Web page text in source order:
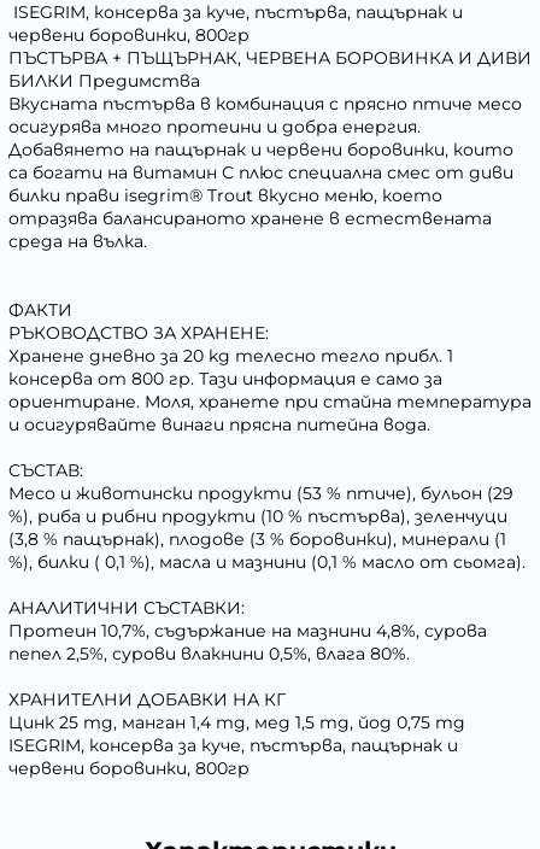
ISEGRIM, консерва за куче, пъстърва, пащърнак и
червени боровинки, 800гр
ПЪСТЪРВА + ПЪЩЪРНАК, ЧЕРВЕНА БОРОВИНКА И ДИВИ
БИЛКИ Предимства
Вкусната пъстърва в комбинация с прясно птиче месо
осигурява много протеини и добра енергия.
Добавянето на пащърнак и червени боровинки, които
са богати на витамин С плюс специална смес от диви
билки прави isegrim® Trout вкусно меню, което
отразява балансираното хранене в естествената
среда на вълка.
ФАКТИ
РЪКОВОДСТВО ЗА ХРАНЕНЕ:
Хранене дневно за 20 kg телесно тегло прибл. 1
консерва от 800 гр. Тази информация е само за
ориентиране. Моля, хранете при стайна температура
и осигурявайте винаги прясна питейна вода.
СЪСТАВ:
Месо и животински продукти (53 % птиче), бульон (29
%), риба и рибни продукти (10 % пъстърва), зеленчуци
(3,8 % пащърнак), плодове (3 % боровинки), минерали (1
%), билки ( 0,1 %), масла и мазнини (0,1 % масло от сьомга).
АНАЛИТИЧНИ СЪСТАВКИ:
Протеин 10,7%, съдържание на мазнини 4,8%, сурова
пепел 2,5%, сурови влакнини 0,5%, влага 80%.
ХРАНИТЕЛНИ ДОБАВКИ НА КГ
Цинк 25 mg, манган 1,4 mg, мед 1,5 mg, йод 0,75 mg
ISEGRIM, консерва за куче, пъстърва, пащърнак и
червени боровинки, 800гр